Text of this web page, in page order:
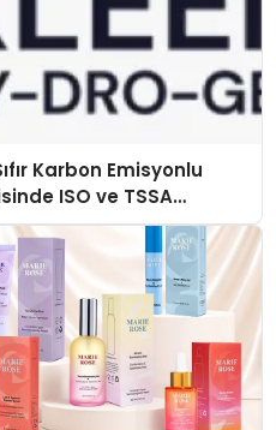
Karbon Emisyonlu
ISO ve TSSA